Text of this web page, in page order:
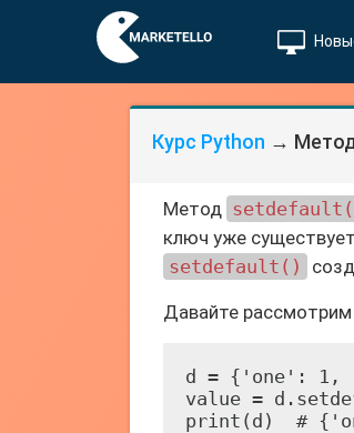
Курс Python →
Метод
ключ уже
setdefault()
Давайте
d = {'one': 1,
value =
print(d)  #